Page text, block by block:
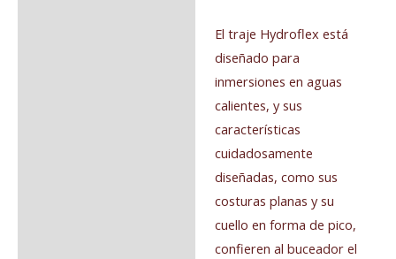
El traje Hydroflex está
diseñado para
inmersiones en aguas
calientes, y sus
características
cuidadosamente
diseñadas, como sus
costuras planas y su
cuello en forma de pico,
confieren al buceador el